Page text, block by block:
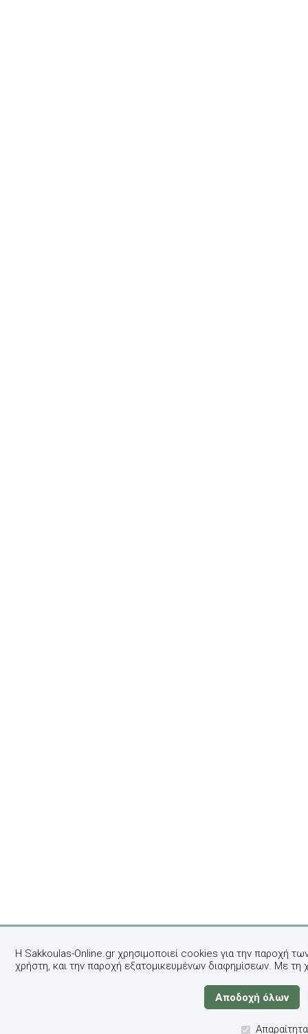
Η Sakkoulas-Online.gr χρησιμοποιεί cookies για την παροχή
χρήστη, και την παροχή εξατομικευμένων διαφημίσεων. Με